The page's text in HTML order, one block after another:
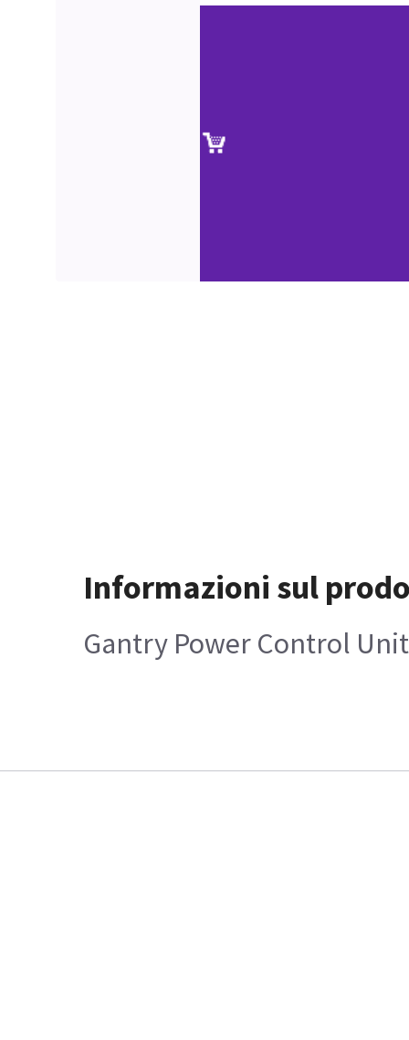
Informazioni sul
Gantry Power Control